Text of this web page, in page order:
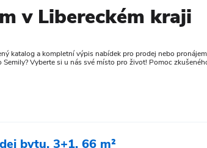
v Libereckém kraji
katalog a kompletní výpis nabídek pro prodej nebo
Semily? Vyberte si u nás své místo pro život! Pomoc
bytu, 3+1, 66 m²